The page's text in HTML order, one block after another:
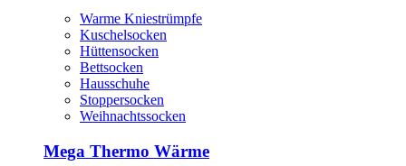
Warme Kniestrümpfe
Kuschelsocken
Hüttensocken
Bettsocken
Hausschuhe
Stoppersocken
Weihnachtssocken
Mega Thermo Wärme